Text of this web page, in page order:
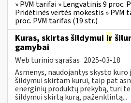
» PVM tarifai » Lengvatinis 9 proc.
Pridėtinės vertės mokestis » PVM
proc. PVM tarifas (19 str.)
Kuras, skirtas šildymui ir
gamybai
Web turinio sąrašas 2025-03-18
Asmenys, naudojantys skysto
šildymui skirtam kurui, taip pat
energinių produktų prekybą, turi
šildymui skirtą kurą, paženklintą...